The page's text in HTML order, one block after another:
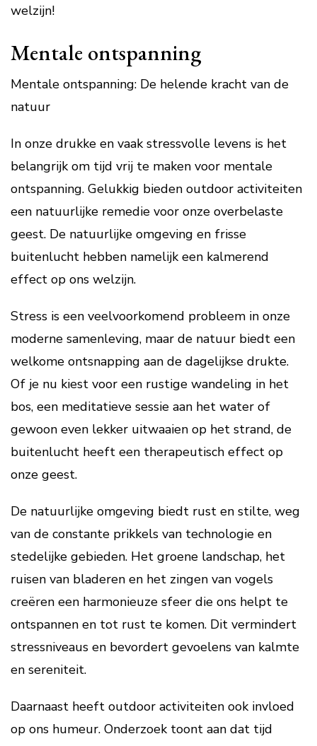
welzijn!
Mentale ontspanning
Mentale ontspanning: De helende kracht van de
natuur
In onze drukke en vaak stressvolle levens is het
belangrijk om tijd vrij te maken voor mentale
ontspanning. Gelukkig bieden outdoor activiteiten
een natuurlijke remedie voor onze overbelaste
geest. De natuurlijke omgeving en frisse
buitenlucht hebben namelijk een kalmerend
effect op ons welzijn.
Stress is een veelvoorkomend probleem in onze
moderne samenleving, maar de natuur biedt een
welkome ontsnapping aan de dagelijkse drukte.
Of je nu kiest voor een rustige wandeling in het
bos, een meditatieve sessie aan het water of
gewoon even lekker uitwaaien op het strand, de
buitenlucht heeft een therapeutisch effect op
onze geest.
De natuurlijke omgeving biedt rust en stilte, weg
van de constante prikkels van technologie en
stedelijke gebieden. Het groene landschap, het
ruisen van bladeren en het zingen van vogels
creëren een harmonieuze sfeer die ons helpt te
ontspannen en tot rust te komen. Dit vermindert
stressniveaus en bevordert gevoelens van kalmte
en sereniteit.
Daarnaast heeft outdoor activiteiten ook invloed
op ons humeur. Onderzoek toont aan dat tijd